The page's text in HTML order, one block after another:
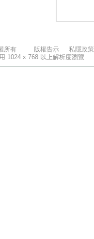
所有 版權告示 私隱政策
1024 x 768 以上解析度瀏覽